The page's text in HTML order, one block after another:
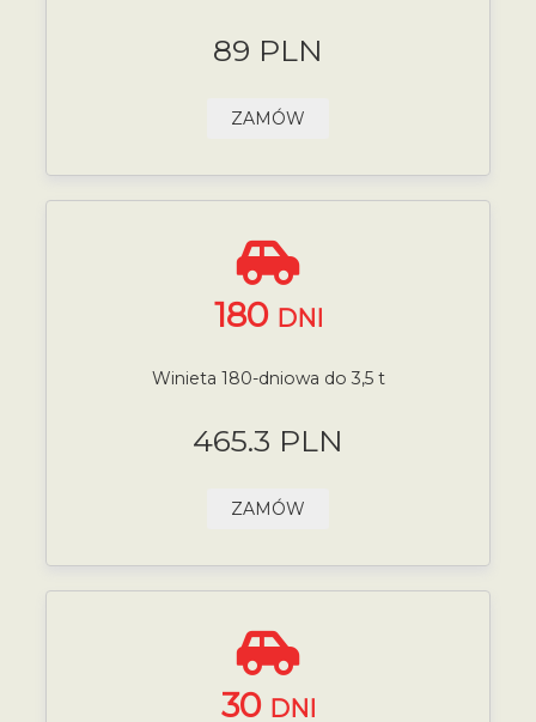
89 PLN
ZAMÓW
180 DNI
Winieta 180-dniowa do 3,5 t
465.3 PLN
ZAMÓW
30 DNI